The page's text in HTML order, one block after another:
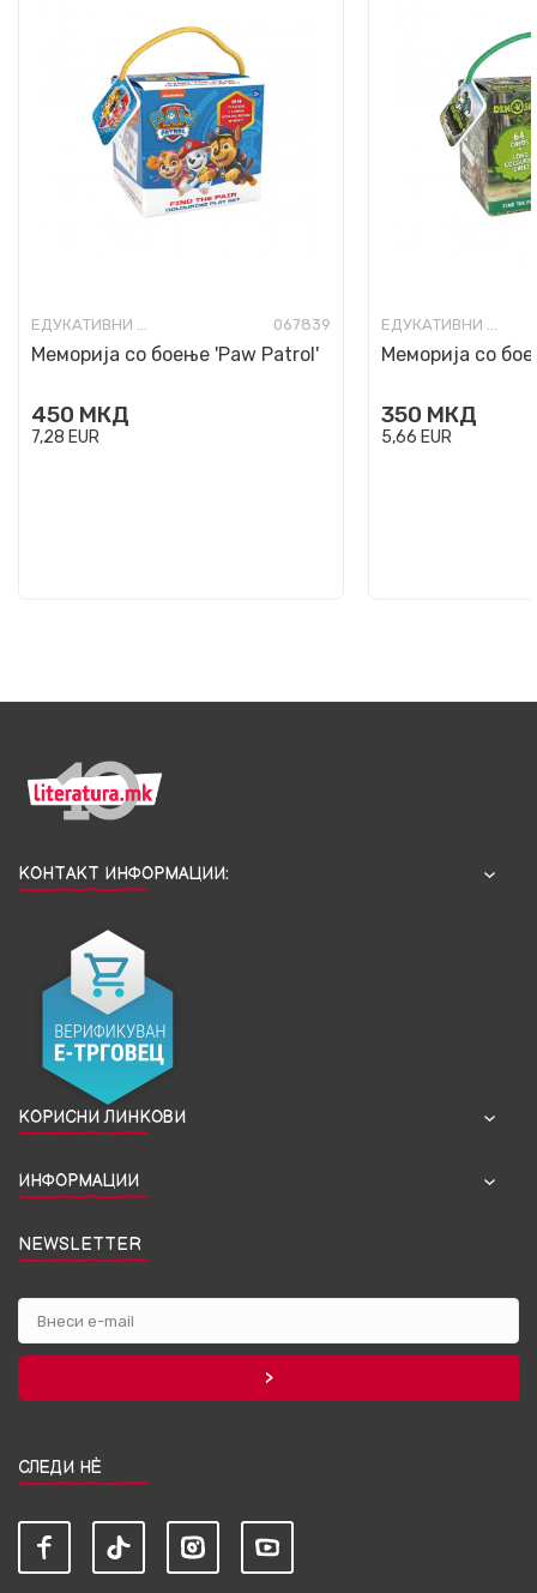
ЕДУКАТИВНИ ИГРИ И КВИЗОВИ 067839
Меморија со боење 'Paw Patrol'
450 МКД
7,28 EUR
ЕДУКАТИВНИ ИГРИ И КВИЗОВИ
Меморија со
350 МКД
5,66 EUR
КОНТАКТ ИНФОРМАЦИИ:
КОРИСНИ ЛИНКОВИ
ИНФОРМАЦИИ
NEWSLETTER
СЛЕДИ НЀ